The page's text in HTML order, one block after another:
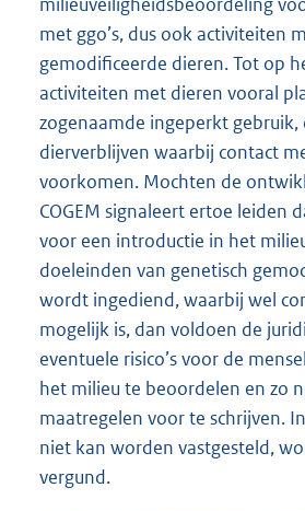
met ggo’s, dus ook activiteiten
gemodificeerde dieren. Tot op
activiteiten met dieren vooral
zogenaamde ingeperkt gebruik,
dierverblijven waarbij contact
voorkomen. Mochten de
COGEM signaleert ertoe leiden
voor een introductie in het
doeleinden van genetisch
wordt ingediend, waarbij wel
mogelijk is, dan voldoen de
eventuele risico’s voor de
het milieu te beoordelen en zo
maatregelen voor te schrijven.
niet kan worden vastgesteld,
vergund.